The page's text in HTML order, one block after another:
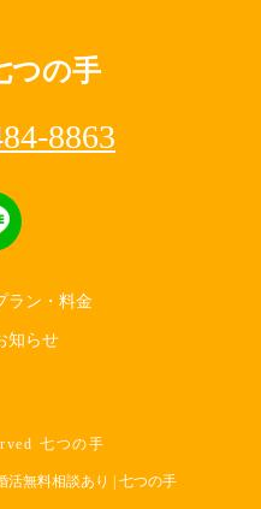
つの手
8863
ラン・料金
知らせ
七つの手
活無料相談あり | 七つの手